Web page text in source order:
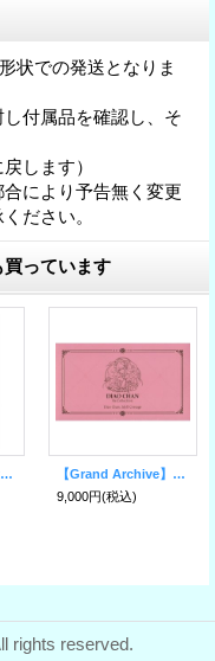
状での発送となりま
付属品を確認し、そ
します）
により予告無く変更
ださい。
っています
【EN】Bandersnatch, Frumious Foe
【Grand Archive】Diao Chan Re:collection
9,000円(税込)
rights reserved.